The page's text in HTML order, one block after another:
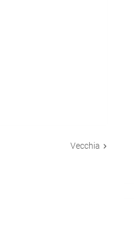
Vecchia